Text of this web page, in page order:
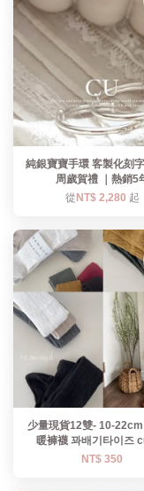
純銀寶寶手環 客製化刻
周歲賀禮 ｜熱銷5
從 NT$ 2,280 起
少量現貨12雙- 10-
暖褲襪 꽈배기타이즈
NT$ 350